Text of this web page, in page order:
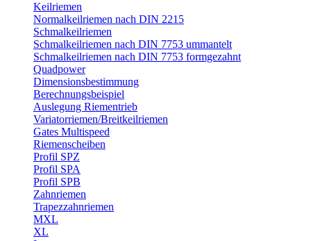
Keilriemen
Normalkeilriemen nach DIN 2215
Schmalkeilriemen
Schmalkeilriemen nach DIN 7753 ummantelt
Schmalkeilriemen nach DIN 7753 formgezahnt
Quadpower
Dimensionsbestimmung
Berechnungsbeispiel
Auslegung Riementrieb
Variatorriemen/Breitkeilriemen
Gates Multispeed
Riemenscheiben
Profil SPZ
Profil SPA
Profil SPB
Zahnriemen
Trapezzahnriemen
MXL
XL